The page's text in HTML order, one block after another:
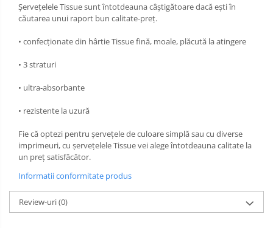
Șervețelele Tissue sunt întotdeauna câștigătoare dacă ești în
căutarea unui raport bun calitate-preț.
• confecționate din hârtie Tissue fină, moale, plăcută la atingere
• 3 straturi
• ultra-absorbante
• rezistente la uzură
Fie că optezi pentru șervețele de culoare simplă sau cu diverse
imprimeuri, cu șervețelele Tissue vei alege întotdeauna calitate la
un preț satisfăcător.
Informatii conformitate produs
Review-uri(0)